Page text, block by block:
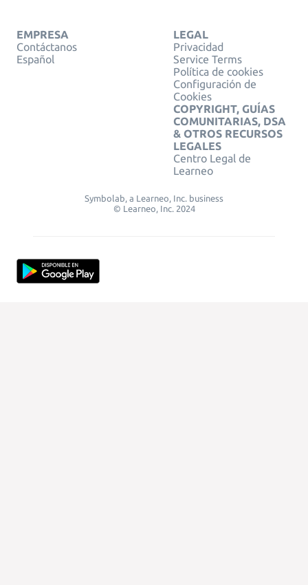
EMPRESA
Contáctanos
Español
LEGAL
Privacidad
Service Terms
Política de cookies
Configuración de
Cookies
COPYRIGHT, GUÍAS
COMUNITARIAS, DSA
& OTROS RECURSOS
LEGALES
Centro Legal de
Learneo
Symbolab, a Learneo, Inc. business
© Learneo, Inc. 2024